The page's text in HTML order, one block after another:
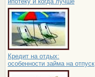
Кредит на отдых:
особенности займа на отпуск